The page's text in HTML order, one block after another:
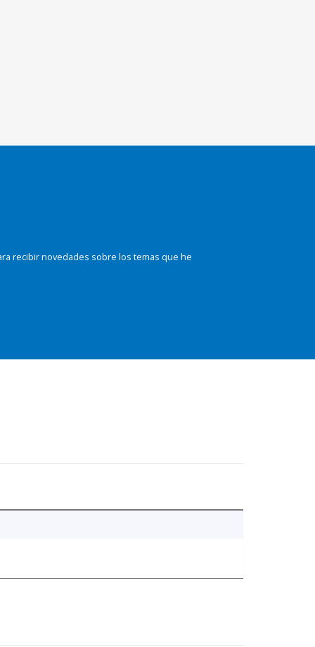
recibir novedades sobre los temas que he